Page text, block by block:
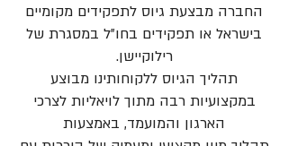
החברה מבצעת גיוס לתפקידים מקומיים
בישראל או תפקידים בחו"ל במסגרת של
רילוקיישן.
תהליך הגיוס ללקוחותינו מבוצע
במקצועיות רבה מתוך לויאליות לצרכי
הארגון והמועמד, באמצעות